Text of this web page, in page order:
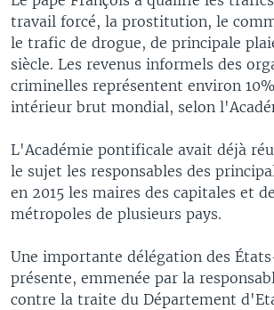
travail forcé, la prostitution, le
le trafic de drogue, de principale
siècle. Les revenus informels des
criminelles représentent environ
intérieur brut mondial, selon
L'Académie pontificale avait déjà
le sujet les responsables des
en 2015 les maires des capitales et
métropoles de plusieurs pays.
Une importante délégation des
présente, emmenée par la
contre la traite du Département